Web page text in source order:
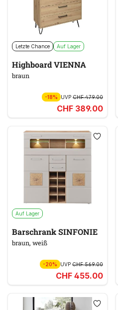
Letzte Chance Auf Lager
Highboard VIENNA
braun
-18% UVP CHF 479.00
CHF 389.00
Auf Lager
Barschrank SINFONIE
braun, weiß
-20% UVP CHF 569.00
CHF 455.00